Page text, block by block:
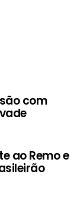
com
ao Remo e